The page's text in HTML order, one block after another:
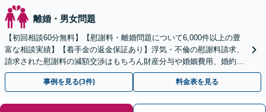
離婚・男女問題
【初回相談60分無料】【慰謝料・離婚問題について6,000件以上の豊
富な相談実績】【着手金の返金保証あり】浮気・不倫の慰謝料請求、
請求された慰謝料の減額交渉はもちろん財産分与や婚姻費用、婚約破
棄など様々な離婚・男女問題の解決実績が豊富です。
事例を見る(3件) 料金表を見る